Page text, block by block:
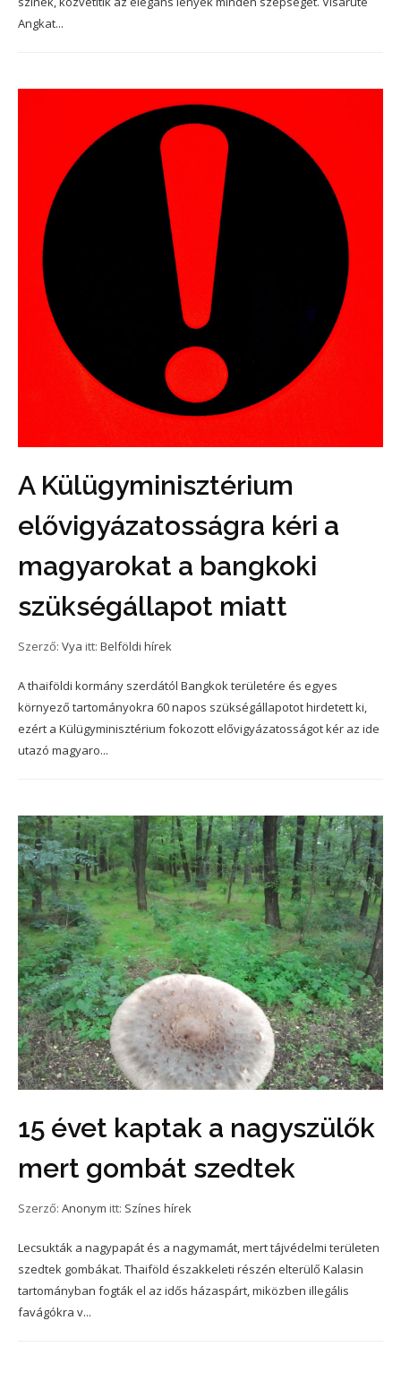
Angkat...
A Külügyminisztérium
elővigyázatosságra kéri a
magyarokat a bangkoki
szükségállapot miatt
Szerző: Vya itt: Belföldi hírek
A thaiföldi kormány szerdától Bangkok területére és egyes
környező tartományokra 60 napos szükségállapotot hirdetett ki,
ezért a Külügyminisztérium fokozott elővigyázatosságot kér az ide
utazó magyaro...
15 évet kaptak a nagyszülők
mert gombát szedtek
Szerző: Anonym itt: Színes hírek
Lecsukták a nagypapát és a nagymamát, mert tájvédelmi területen
szedtek gombákat. Thaiföld északkeleti részén elterülő Kalasin
tartományban fogták el az idős házaspárt, miközben illegális
favágókra v...